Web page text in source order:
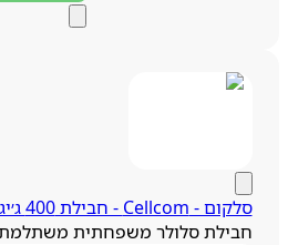
סלקום - Cellcom - חבילת 400 ג׳יגה משפחתית
חבילת סלולר משפחתית משתלמת עם 400 ג׳יגה גלישה לכל מנוי